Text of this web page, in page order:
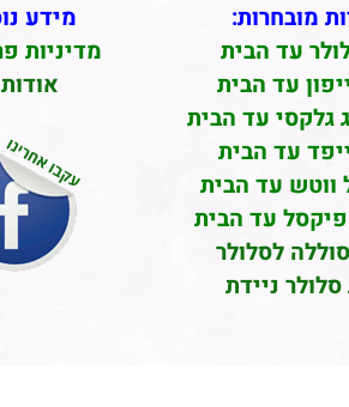
מובחרות:
עד הבית
עד הבית
גלקסי עד הבית
עד הבית
ווטש עד הבית
פיקסל עד הבית
לסלולר
ניידת
מידע
מדיניות